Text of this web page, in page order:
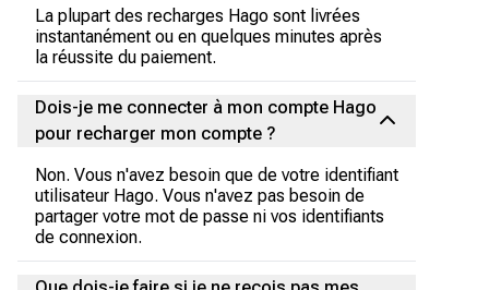
La plupart des recharges Hago sont livrées
instantanément ou en quelques minutes après
la réussite du paiement.
Dois-je me connecter à mon compte Hago
pour recharger mon compte ?
Non. Vous n'avez besoin que de votre identifiant
utilisateur Hago. Vous n'avez pas besoin de
partager votre mot de passe ni vos identifiants
de connexion.